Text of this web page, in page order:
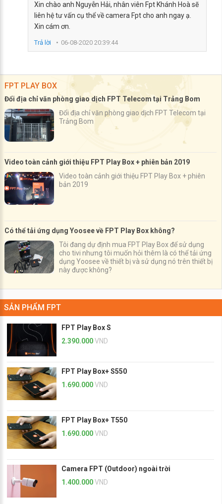
Xin chào anh Nguyễn Hải, nhân viên Fpt Khánh Hoà sẽ
liên hệ tư vấn cụ thể về camera Fpt cho anh ngay ạ.
Xin cám ơn.
Trả lời 06-08-2020 20:39:44
FPT PLAY BOX
Đổi địa chỉ văn phòng giao dịch FPT Telecom tại Trảng Bom
Đổi địa chỉ văn phòng giao dịch FPT Telecom tại
Trảng Bom
Video toàn cảnh giới thiệu FPT Play Box + phiên bản 2019
Video toàn cảnh giới thiệu FPT Play Box + phiên
bản 2019
Có thể tải ứng dụng Yoosee về FPT Play Box không?
Tôi đang dự định mua FPT Play Box để sử dụng
cho tivi nhưng tôi muốn hỏi thêm là có thể tải ứng
dụng Yoosee về thiết bị và sử dụng nó trên thiết bị
này được không?
SẢN PHẨM FPT
FPT Play Box S
2.390.000VND
FPT Play Box+ S550
1.690.000VND
FPT Play Box+ T550
1.690.000VND
Camera FPT (Outdoor) ngoài trời
1.400.000VND